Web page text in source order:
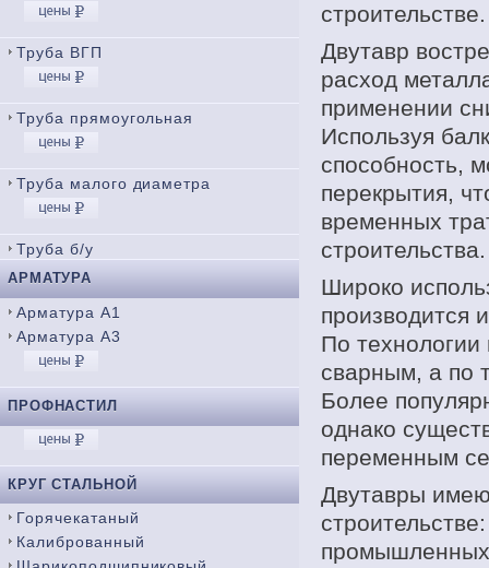
Труба ВГП
Труба прямоугольная
Труба малого диаметра
Труба б/у
АРМАТУРА
Арматура А1
Арматура А3
ПРОФНАСТИЛ
КРУГ СТАЛЬНОЙ
Горячекатаный
Калиброванный
строительстве.
Двутавр
расход
применении
Используя
способность,
перекрытия,
временных
строительства.
Широко
производится
По технологии
сварным, а по
Более
однако
переменным
Двутавры
промышленных